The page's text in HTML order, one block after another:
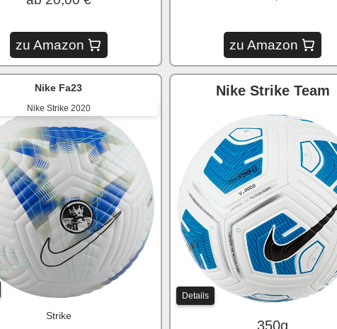
zu Amazon zu Amazon
Nike Fa23
Nike Strike 2020
Strike
Nike Strike Team
Details
350g